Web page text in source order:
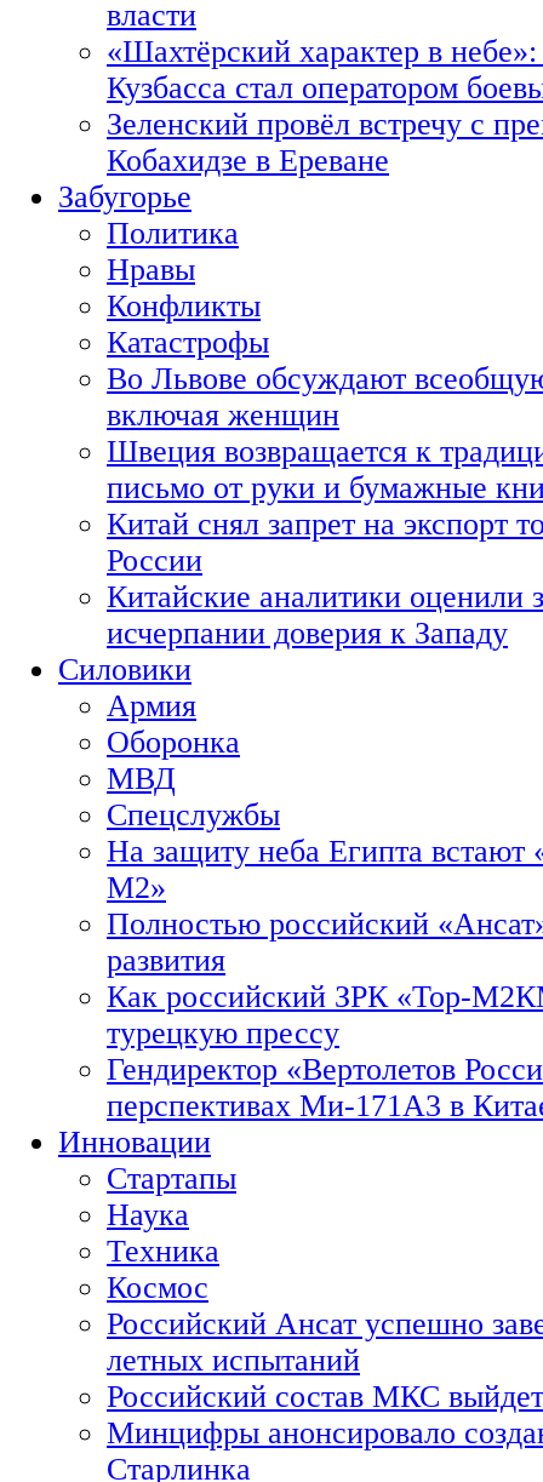
власти
«Шахтёрский характер в
Кузбасса стал оператором
Зеленский провёл встречу с
Кобахидзе в Ереване
Забугорье
Политика
Нравы
Конфликты
Катастрофы
Во Львове обсуждают
включая женщин
Швеция возвращается к
письмо от руки и бумажные
Китай снял запрет на экспорт
России
Китайские аналитики оценили
исчерпании доверия к Западу
Силовики
Армия
Оборонка
МВД
Спецслужбы
На защиту неба Египта встают
М2»
Полностью российский
развития
Как российский ЗРК «Тор-
турецкую прессу
Гендиректор «Вертолетов
перспективах Ми-171А3 в
Инновации
Стартапы
Наука
Техника
Космос
Российский Ансат успешно
летных испытаний
Российский состав МКС
Минцифры анонсировало
Старлинка